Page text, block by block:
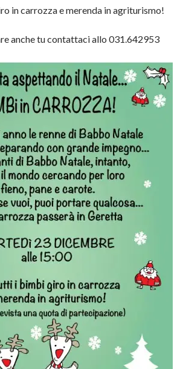
in carrozza e merenda in agriturismo!
anche tu contattaci allo 031.642953